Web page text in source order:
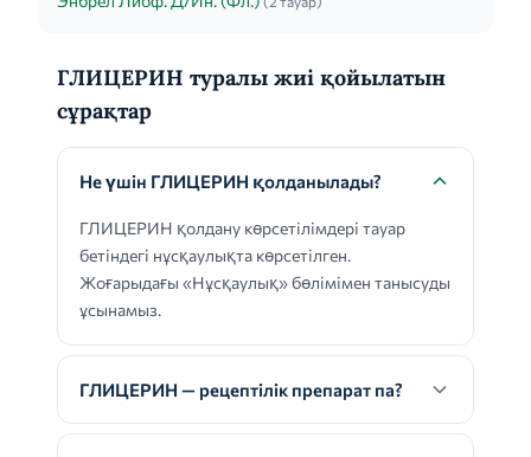
ГЛИЦЕРИН туралы жиі қойылатын
сұрақтар
Не үшін ГЛИЦЕРИН қолданылады?
ГЛИЦЕРИН қолдану көрсетілімдері тауар
бетіндегі нұсқаулықта көрсетілген.
Жоғарыдағы «Нұсқаулық» бөлімімен танысуды
ұсынамыз.
ГЛИЦЕРИН — рецептілік препарат па?